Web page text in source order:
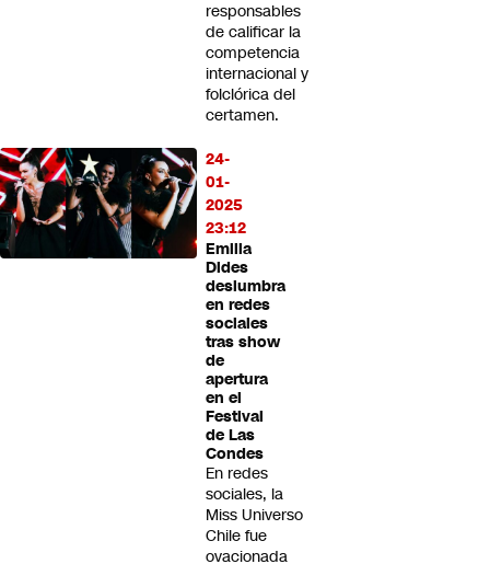
responsables
de calificar la
competencia
internacional y
folclórica del
certamen.
24-
01-
2025
23:12
Emilia
Dides
deslumbra
en redes
sociales
tras show
de
apertura
en el
Festival
de Las
Condes
En redes
sociales, la
Miss Universo
Chile fue
ovacionada